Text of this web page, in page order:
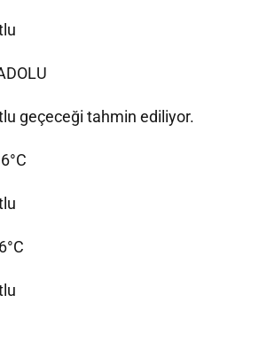
geçeceği tahmin ediliyor.